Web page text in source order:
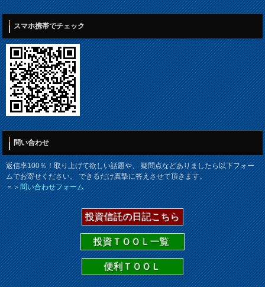
スマホ携帯でチェック
問い合わせ
返信率100％！取り上げて欲しい話題や、 疑問点などありましたら以下フォー
ムでお寄せください。 できるだけ真摯に答えさせて頂きます。
＝＞問い合わせフォーム
投資信託の日記こちら
投資ＴＯＯＬ一覧
便利ＴＯＯＬ